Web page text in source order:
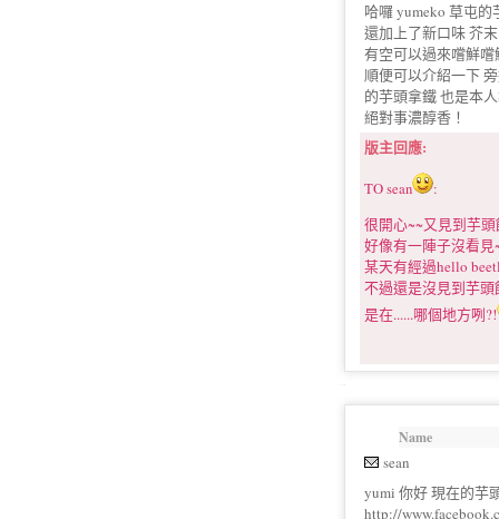
哈囉 yumeko 草屯
還加上了新口味 芥
有空可以過來嚐鮮嚐
順便可以介紹一下
的芋頭拿鐵 也是本
絕對事濃醇香！
版主回應:
TO sean
:
很開心~~又見到芋
好像有一陣子沒看
某天有經過hello
不過還是沒見到芋
是在......哪個地方咧?!
Name
sean
yumi 你好 現在的芋
http://